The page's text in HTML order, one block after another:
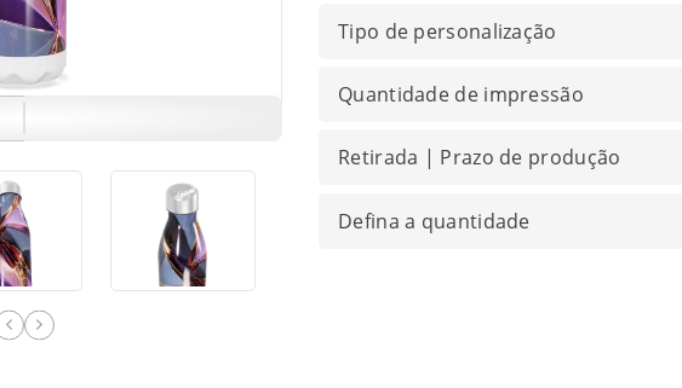
Tipo de personalização
Quantidade de impressão
Retirada | Prazo de produção
Defina a quantidade